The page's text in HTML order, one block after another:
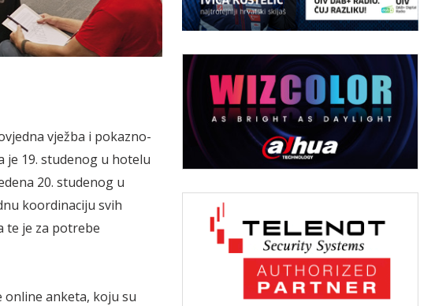
vježba i pokazno-
je 19. studenog u hotelu
20. studenog u
koordinaciju svih
te je za potrebe
online anketa, koju su